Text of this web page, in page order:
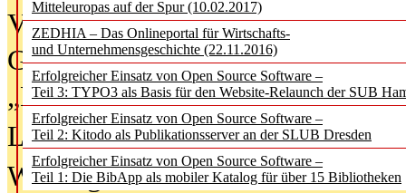
Mitteleuropas auf der Spur (10.02.2017)
ZEDHIA – Das Onlineportal für Wirtschafts-
und Unternehmensgeschichte (22.11.2016)
Erfolgreicher Einsatz von Open Source Software –
Teil 3: TYPO3 als Basis für den Website-Relaunch der SUB
Erfolgreicher Einsatz von Open Source Software –
Teil 2: Kitodo als Publikationsserver an der SLUB Dresden
Erfolgreicher Einsatz von Open Source Software –
Teil 1: Die BibApp als mobiler Katalog für über 15 Bibliotheken
Von Abschlusskleidern bis
Geisterjagd-Ausrüstung in der
„Library of Things“ unterwegs
Lesen als Infrastrukturaufgabe
Wie Jugendliche Social Media